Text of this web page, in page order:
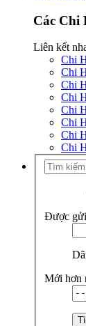
Các Chi
Liên kết
Chi
Chi
Chi
Chi
Chi
Chi
Chi
Chi
Được
Mới hơn